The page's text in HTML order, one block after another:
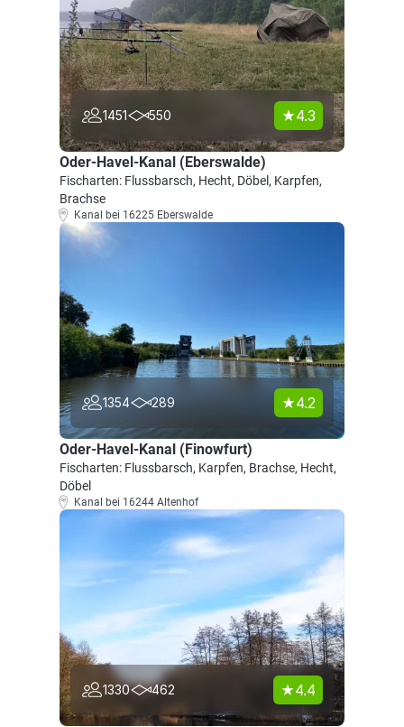
1451 550 4.3
Oder-Havel-Kanal (Eberswalde)
Fischarten: Flussbarsch, Hecht, Döbel, Karpfen,
Brachse
Kanal bei 16225 Eberswalde
1354 289 4.2
Oder-Havel-Kanal (Finowfurt)
Fischarten: Flussbarsch, Karpfen, Brachse, Hecht,
Döbel
Kanal bei 16244 Altenhof
1330 462 4.4